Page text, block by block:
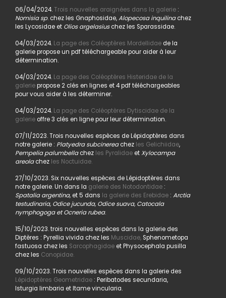
06/04/2024.Trois nouvelles araignées dans la galerie:
Nomisia sp. chez les Gnaphosidae,Alopecosa inquilinachez
les Lycosidae et Olios argelasiuschez les Sparassidae.
04/03/2024. La page des Coléoptères Mordellidaede la
galerie propose un pdf téléchargeable pour aider à leur
détermination.
04/03/2024. La page des Coléoptères Histeridae de la
galeriepropose 2 clés en lignes et 4 pdf téléchargeables
pour vous aider à les déterminer.
04/03/2024. La page des Coléoptères Dytiscidae de la
galerieoffre 3 clés en ligne pour leur détermination.
07/11/2023. Trois nouvelles espèces de Lépidoptères dans
notre galerie : Platyedra subcinereachez les Gelichiidae,
Pempelia palumbellachez les PyralidaeetXylocampa
areolachez les Noctuidae.
27/10/2023. Six nouvelles espèces de Lépidoptères dans
notre galerie. Un dans la galerie des Notodontidae:
Spatalia argentina, et 5 dans la galerie des Erebidae: Arctia
testudinaria, Odice jucunda, Odice suava, Catocala
nymphogoga et Ocneria rubea.
15/10/2023. trois nouvelles espèces dans la galerie des
Diptères : Pyrellia vivida chez les Muscidae,Sphenometopa
fastuosa chez les Sarcophagidaeet Physocephala pusilla
chez les Conopidae.
09/10/2023. Trois nouvelles espèces dans la galerie des
Lépidoptères Geometridae: Peribatodes secundaria,
Isturgia limbaria et Itame vincularia.